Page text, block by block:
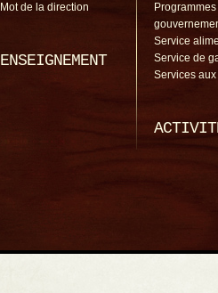
Mot de la direction
ENSEIGNEMENT
Programmes
Service
Service de
Services